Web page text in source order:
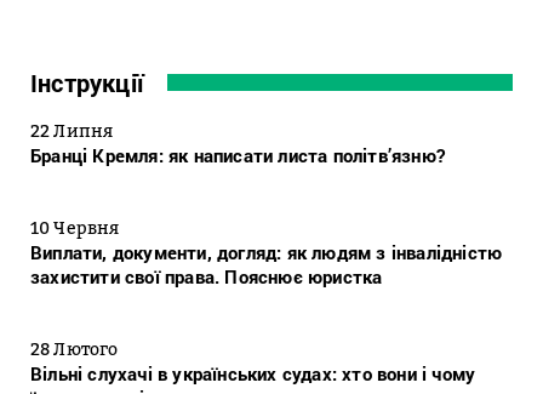
Інструкції
22 Липня
Бранці Кремля: як написати листа політв’язню?
10 Червня
Виплати, документи, догляд: як людям з інвалідністю
захистити свої права. Пояснює юристка
28 Лютого
Вільні слухачі в українських судах: хто вони і чому